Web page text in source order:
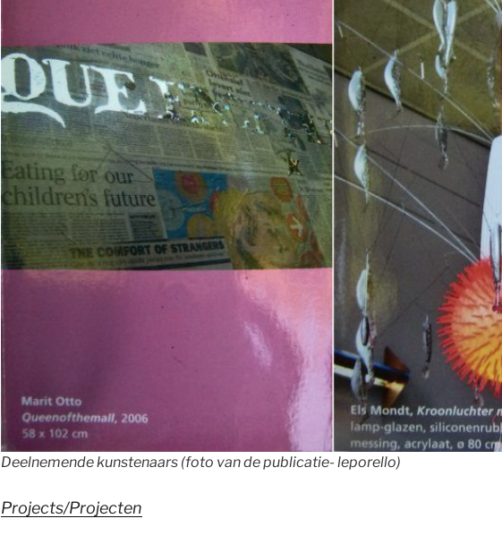
Deelnemende kunstenaars (foto van de publicatie- leporello)
Projects/Projecten